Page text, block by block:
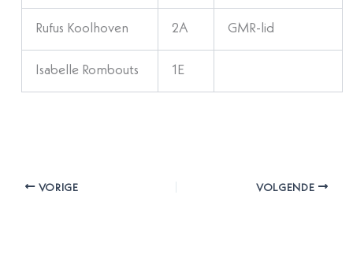
Rufus Koolhoven 2A GMR-lid
Isabelle Rombouts 1E
VORIGE VOLGENDE